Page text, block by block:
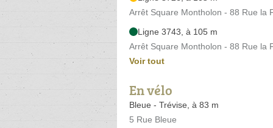
Arrêt Square Montholon - 88 Rue la
Ligne 3743, à 105 m
Arrêt Square Montholon - 88 Rue la
Voir tout
En vélo
Bleue - Trévise, à 83 m
5 Rue Bleue